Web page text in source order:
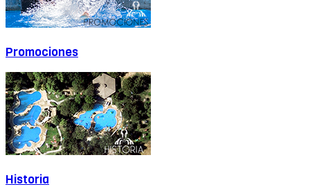
Promociones
Historia